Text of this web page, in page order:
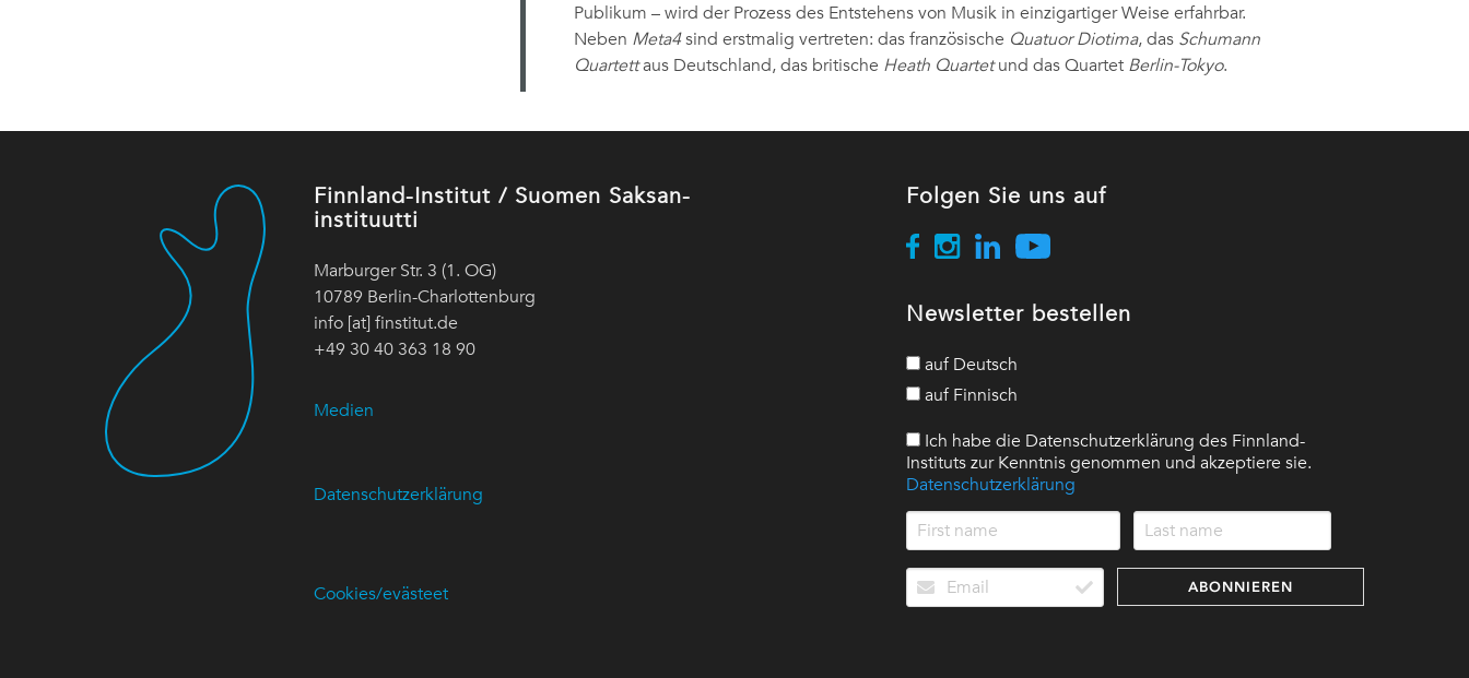
Publikum – wird der Prozess des Entstehens von Musik in einzigartiger Weise erfahrbar.
Neben Meta4sind erstmalig vertreten: das französische Quatuor Diotima, das Schumann
Quartettaus Deutschland, das britische Heath Quartetund das Quartet Berlin-Tokyo.
Finnland-Institut / Suomen Saksan-
instituutti
Marburger Str. 3 (1. OG)
10789 Berlin-Charlottenburg
info [at] finstitut.de
+49 30 40 363 18 90
Medien
Datenschutzerklärung
Cookies/evästeet
Folgen Sie uns auf
Newsletter bestellen
auf Deutsch
auf Finnisch
Ich habe die Datenschutzerklärung des Finnland-
Instituts zur Kenntnis genommen und akzeptiere sie.
Datenschutzerklärung
ABONNIEREN